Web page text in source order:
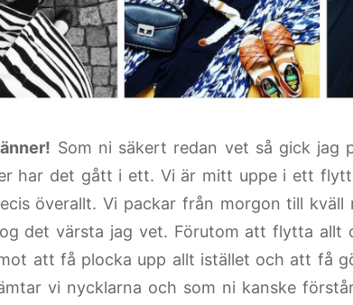
Som ni säkert redan vet så gick jag
har det gått i ett. Vi är mitt uppe i ett
överallt. Vi packar från morgon till kväll
det värsta jag vet. Förutom att flytta allt
att få plocka upp allt istället och att få
vi nycklarna och som ni kanske